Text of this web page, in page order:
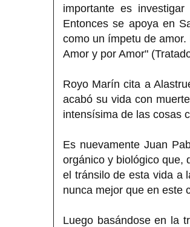
importante es
Entonces se apoya en
como un ímpetu de
Amor y por Amor"
Royo Marín cita a
acabó su vida con
intensísima de las cosas
Es nuevamente Juan
orgánico y biológico que,
el tránsilo de esta vida a
nunca mejor que en este
Luego basándose en la